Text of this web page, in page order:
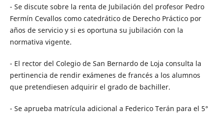
- Se discute sobre la renta de Jubilación del profesor Pedro
Fermín Cevallos como catedrático de Derecho Práctico por
años de servicio y si es oportuna su jubilación con la
normativa vigente.
- El rector del Colegio de San Bernardo de Loja consulta la
pertinencia de rendir exámenes de francés a los alumnos
que pretendiesen adquirir el grado de bachiller.
- Se aprueba matrícula adicional a Federico Terán para el 5°